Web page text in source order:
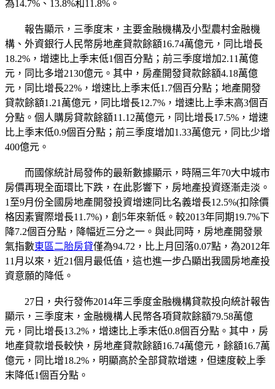
為14.7%、13.8%和11.8%。
報告顯示，三季度末，主要金融機構及小型農村金融機
構、外資銀行人民幣房地產貸款餘額16.74萬億元，同比增長
18.2%，增速比上季末低1個百分點；前三季度增加2.11萬億
元，同比多增2130億元。其中，房產開發貸款餘額4.18萬億
元，同比增長22%，增速比上季末低1.7個百分點；地產開發
貸款餘額1.21萬億元，同比增長12.7%，增速比上季末高3個百
分點。個人購房貸款餘額11.12萬億元，同比增長17.5%，增速
比上季末低0.9個百分點；前三季度增加1.33萬億元，同比少增
400億元。
而國傢統計局發佈的最新數據顯示，時隔三年70大中城市
房價再現全面環比下跌，在此影響下，房地產投資逐漸走淡。
1至9月份全國房地產開發投資增速同比名義增長12.5%(扣除價
格因素實際增長11.7%)，創5年來新低。較2013年同期19.7%下
降7.2個百分點，降幅近三分之一。與此同時，房地產開發景
氣指數東區二胎房貸僅為94.72，比上月回落0.07點，為2012年
11月以來，近21個月最低值，這也進一步凸顯出我國房地產投
資意願的降低。
27日，央行發佈2014年三季度金融機構貸款投向統計報告
顯示，三季度末，金融機構人民幣各項貸款餘額79.58萬億
元，同比增長13.2%，增速比上季末低0.8個百分點。其中，房
地產貸款增長較快，房地產貸款餘額16.74萬億元，餘額16.7萬
億元，同比增18.2%，明顯高於全部貸款增速，但速度較上季
末降低1個百分點。